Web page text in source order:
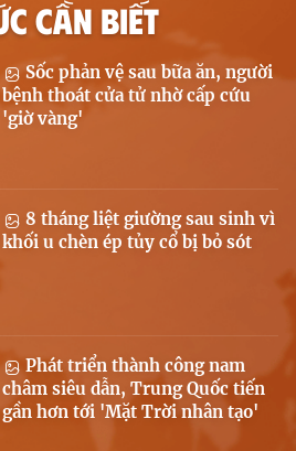
CẦN BIẾT
Sốc phản vệ sau bữa ăn, người
bệnh thoát cửa tử nhờ cấp cứu
'giờ vàng'
8 tháng liệt giường sau sinh vì
khối u chèn ép tủy cổ bị bỏ sót
Phát triển thành công nam
châm siêu dẫn, Trung Quốc tiến
gần hơn tới 'Mặt Trời nhân tạo'